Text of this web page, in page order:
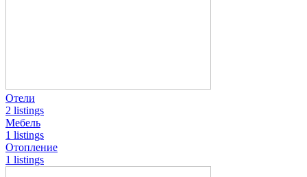
Отели
2 listings
Мебель
1 listings
Отопление
1 listings